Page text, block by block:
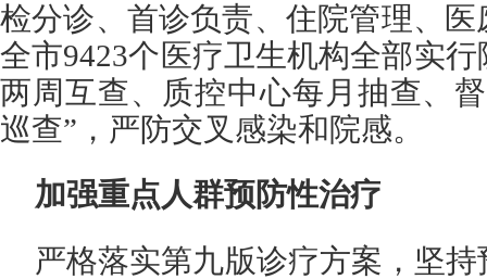
检分诊、首诊负责、住院管理、
全市9423个医疗卫生机构全部实
两周互查、质控中心每月抽查、
巡查”，严防交叉感染和院感。
加强重点人群预防性治疗
严格落实第九版诊疗方案，坚